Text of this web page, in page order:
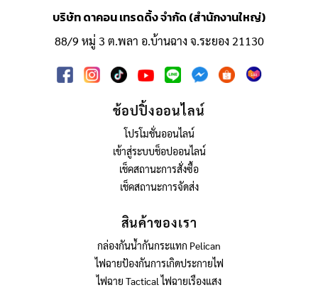
บริษัท ดาคอน เทรดดิ้ง จำกัด (สำนักงานใหญ่)
88/9 หมู่ 3 ต.พลา อ.บ้านฉาง จ.ระยอง 21130
ช้อปปิ้งออนไลน์
โปรโมชั่นออนไลน์
เข้าสู่ระบบช็อปออนไลน์
เช็คสถานะการสั่งซื้อ
เช็คสถานะการจัดส่ง
สินค้าของเรา
กล่องกันน้ำกันกระแทก Pelican
ไฟฉายป้องกันการเกิดประกายไฟ
ไฟฉาย Tactical ไฟฉายเรืองแสง